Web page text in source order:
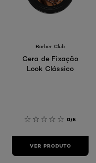
Barber Club
Cera de Fixação
Look Clássico
0/5
VER PRODUTO